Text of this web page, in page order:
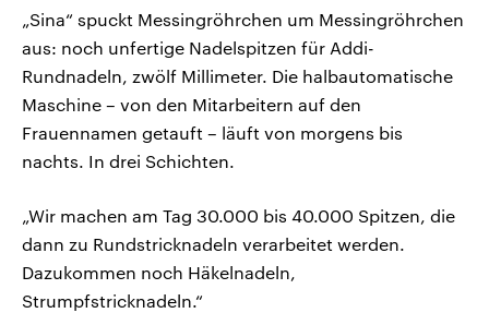
„Sina“ spuckt Messingröhrchen um Messingröhrchen
aus: noch unfertige Nadelspitzen für Addi-
Rundnadeln, zwölf Millimeter. Die halbautomatische
Maschine – von den Mitarbeitern auf den
Frauennamen getauft – läuft von morgens bis
nachts. In drei Schichten.
„Wir machen am Tag 30.000 bis 40.000 Spitzen, die
dann zu Rundstricknadeln verarbeitet werden.
Dazukommen noch Häkelnadeln,
Strumpfstricknadeln.“